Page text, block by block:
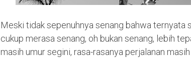
Meski tidak sepenuhnya senang bahwa ternyata
cukup merasa senang, oh bukan senang, lebih
masih umur segini, rasa-rasanya perjalanan